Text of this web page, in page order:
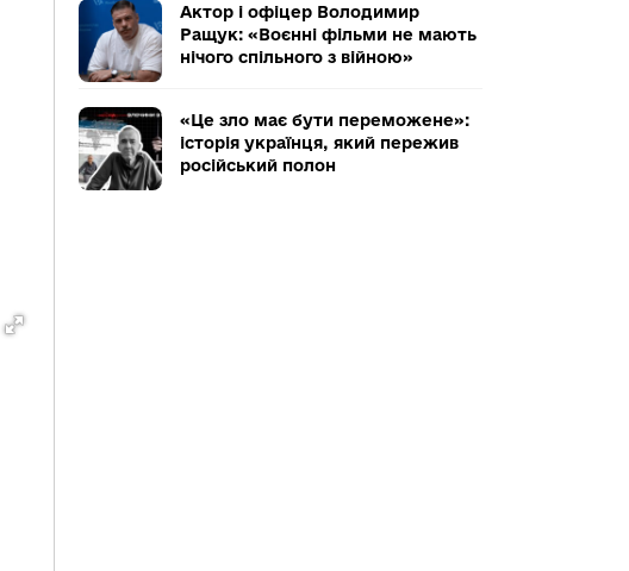
Актор і офіцер Володимир
Ращук: «Воєнні фільми не мають
нічого спільного з війною»
«Це зло має бути переможене»:
історія українця, який пережив
російський полон